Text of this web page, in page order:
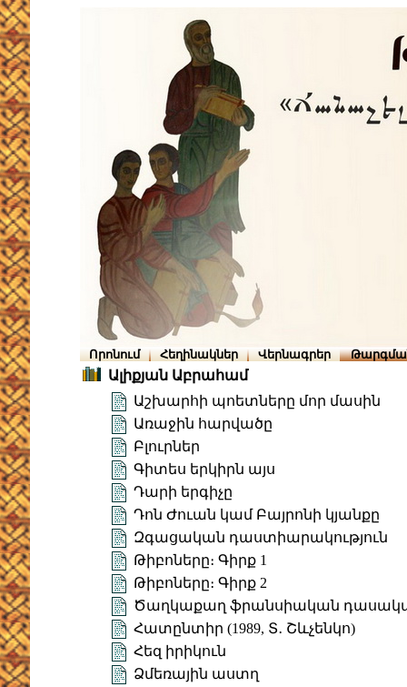
Որոնում Հեղինակներ Վերնագրեր
Ալիքյան Աբրահամ
Աշխարհի պոետները մոր մասին
Առաջին հարվածը
Բլուրներ
Գիտես երկիրն այս
Դարի երգիչը
Դոն Ժուան կամ Բայրոնի կյանքը
Զգացական դաստիարակություն
Թիբոները։ Գիրք 1
Թիբոները։ Գիրք 2
Ծաղկաքաղ ֆրանսիական
Հատընտիր (1989, Տ․ Շևչենկո)
Հեզ իրիկուն
Ձմեռային աստղ